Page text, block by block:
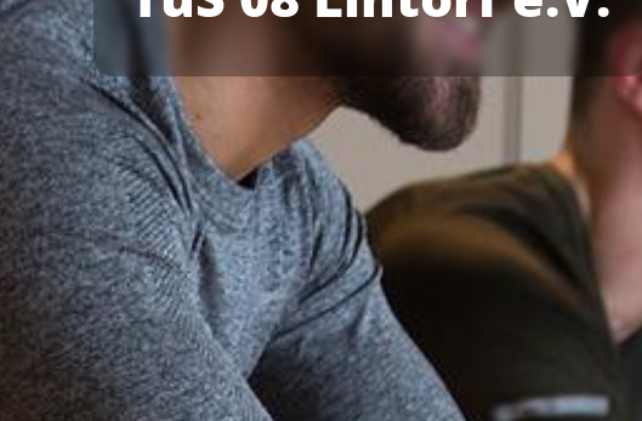
Termine
Das sind wir
Sportarten
Sportsuche
TuSfit